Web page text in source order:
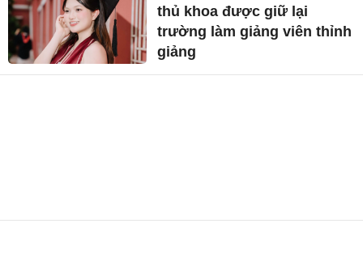
thủ khoa được giữ lại
trường làm giảng viên thỉnh
giảng